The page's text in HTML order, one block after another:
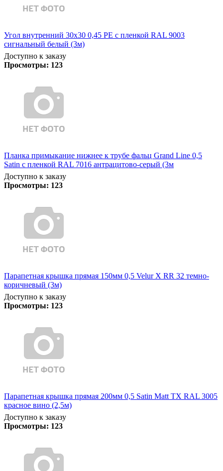
Угол внутренний 30х30 0,45 PE с пленкой RAL 9003
сигнальный белый (3м)
Доступно к заказу
Просмотры: 123
Планка примыкание нижнее к трубе фальц Grand Line 0,5
Satin с пленкой RAL 7016 антрацитово-серый (3м
Доступно к заказу
Просмотры: 123
Парапетная крышка прямая 150мм 0,5 Velur X RR 32 темно-
коричневый (3м)
Доступно к заказу
Просмотры: 123
Парапетная крышка прямая 200мм 0,5 Satin Matt TX RAL 3005
красное вино (2,5м)
Доступно к заказу
Просмотры: 123